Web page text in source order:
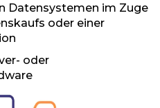
Datensystemen im Zuge
oder einer
oder